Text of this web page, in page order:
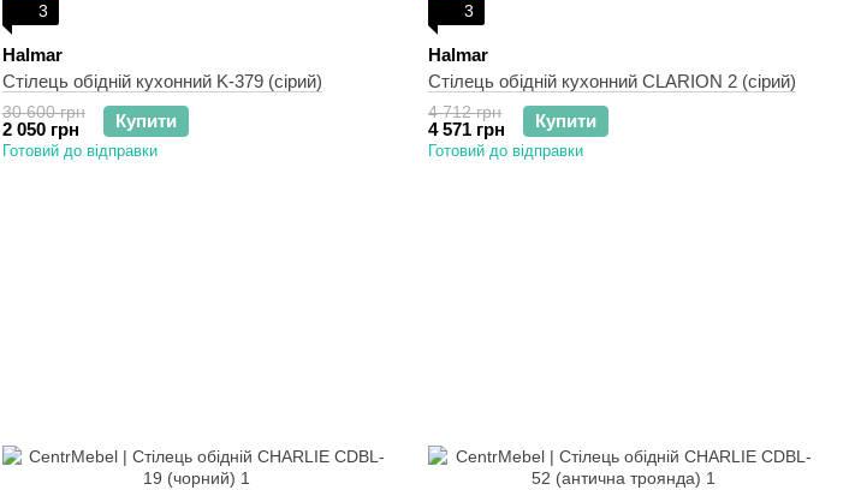
3
Halmar
Стілець обідній кухонний K-379 (сірий)
30 600 грн
2 050 грн Купити
Готовий до відправки
3
Halmar
Стілець обідній кухонний CLARION 2 (сірий)
4 712 грн
4 571 грн Купити
Готовий до відправки